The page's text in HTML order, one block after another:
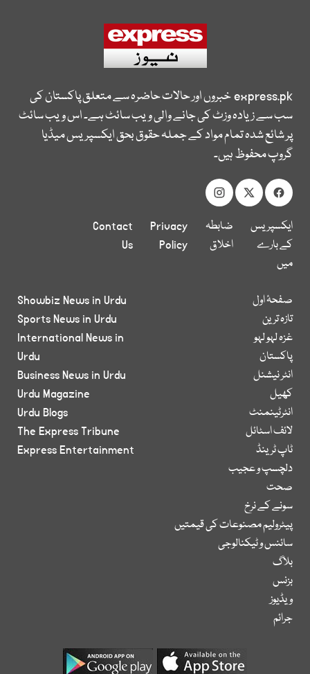
express.pkخبروں اور حالات حاضرہ سے متعلق پاکستان کی
سب سے زیادہ وزٹ کی جانے والی ویب سائٹ ہے۔ اس ویب سائٹ
پر شائع شدہ تمام مواد کے جملہ حقوق بحق ایکسپریس میڈیا
گروپ محفوظ ہیں۔
ایکسپریس
کے بارے
میں
ضابطہ
اخلاق
Privacy
Policy
Contact
Us
صفحۂ اول
تازہ ترین
غزہ لہو لہو
پاکستان
انٹر نیشنل
کھیل
انٹرٹینمنٹ
لائف اسٹائل
ٹاپ ٹرینڈ
دلچسپ و عجیب
صحت
سونے کے نرخ
پیٹرولیم مصنوعات کی قیمتیں
سائنس و ٹیکنالوجی
بلاگ
بزنس
ویڈیوز
جرائم
Showbiz News in Urdu
Sports News in Urdu
International News in
Urdu
Business News in Urdu
Urdu Magazine
Urdu Blogs
The Express Tribune
Express Entertainment